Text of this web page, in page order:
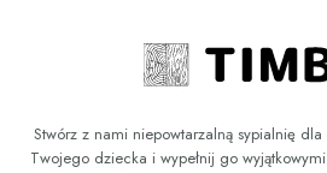
Stwórz z nami niepowtarzalną sypialnię dla
Twojego dziecka i wypełnij go wyjątkowymi